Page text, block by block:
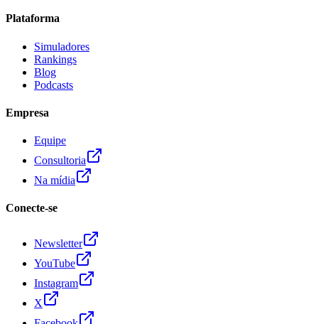
Plataforma
Simuladores
Rankings
Blog
Podcasts
Empresa
Equipe
Consultoria
Na mídia
Conecte-se
Newsletter
YouTube
Instagram
X